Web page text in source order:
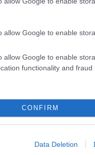
allow Google to enable
allow Google to enable
functionality and
CONFIRM
Data Deletion
di marketing.
l'informativa sulla privacy
momento facendo clic sul